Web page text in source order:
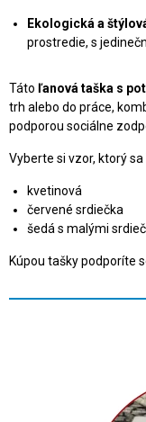
Ekologická a
prostredie, s
Táto ľanová taška s
trh alebo do práce,
podporou sociálne
Vyberte si vzor, ktorý sa
kvetinová
červené srdiečka
šedá s malými
Kúpou tašky podporíte